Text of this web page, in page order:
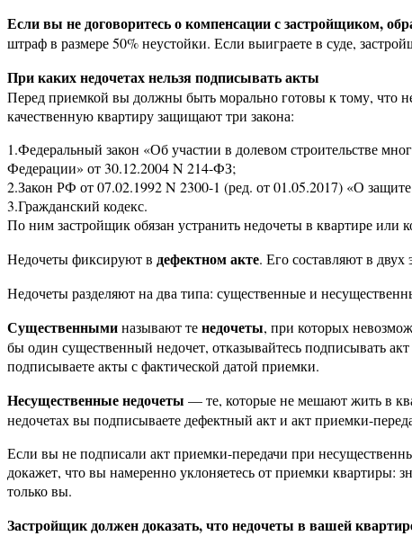
Если вы не договоритесь о компенсации с застройщиком,
штраф в размере 50% неустойки. Если выиграете в суде,
При каких недочетах нельзя подписывать акты
Перед приемкой вы должны быть морально готовы к тому, что
качественную квартиру защищают три закона:
1.Федеральный закон «Об участии в долевом строительстве
Федерации» от 30.12.2004 N 214-ФЗ;
2.Закон РФ от 07.02.1992 N 2300-1 (ред. от 01.05.2017) «О
3.Гражданский кодекс.
По ним застройщик обязан устранить недочеты в квартире или
Недочеты фиксируют в дефектном акте. Его составляют в
Недочеты разделяют на два типа: существенные и
Существенныминазывают тенедочеты, при которых
бы один существенный недочет, отказывайтесь подписывать
подписываете акты с фактической датой приемки.
Несущественные недочеты — те, которые не мешают жить в
недочетах вы подписываете дефектный акт и акт приемки-
Если вы не подписали акт приемки-передачи при
докажет, что вы намеренно уклоняетесь от приемки квартиры:
только вы.
Застройщик должен доказать, что недочеты в вашей